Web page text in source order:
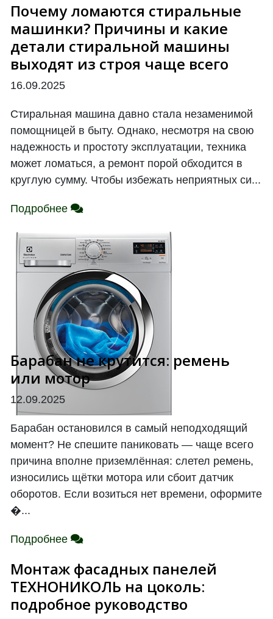
Почему ломаются стиральные
машинки? Причины и какие
детали стиральной машины
выходят из строя чаще всего
16.09.2025
Стиральная машина давно стала незаменимой
помощницей в быту. Однако, несмотря на свою
надежность и простоту эксплуатации, техника
может ломаться, а ремонт порой обходится в
круглую сумму. Чтобы избежать неприятных си...
Подробнее
Барабан не крутится: ремень
или мотор
12.09.2025
Барабан остановился в самый неподходящий
момент? Не спешите паниковать — чаще всего
причина вполне приземлённая: слетел ремень,
износились щётки мотора или сбоит датчик
оборотов. Если возиться нет времени, оформите
�...
Подробнее
Монтаж фасадных панелей
ТЕХНОНИКОЛЬ на цоколь:
подробное руководство